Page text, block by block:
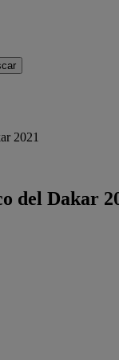
2021
del Dakar